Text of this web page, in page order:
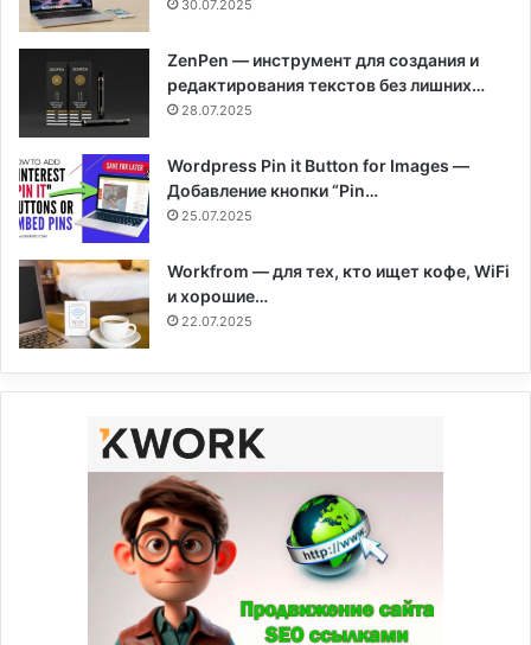
30.07.2025
ZenPen — инструмент для создания и
редактирования текстов без лишних…
28.07.2025
Wordpress Pin it Button for Images —
Добавление кнопки “Pin…
25.07.2025
Workfrom — для тех, кто ищет кофе, WiFi
и хорошие…
22.07.2025